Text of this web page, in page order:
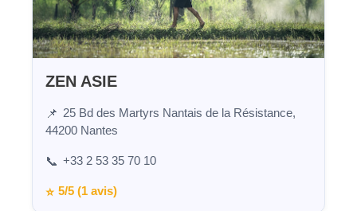
ZEN ASIE
📌 25 Bd des Martyrs Nantais de la Résistance,
44200 Nantes
📞 +33 2 53 35 70 10
⭐ 5/5 (1 avis)